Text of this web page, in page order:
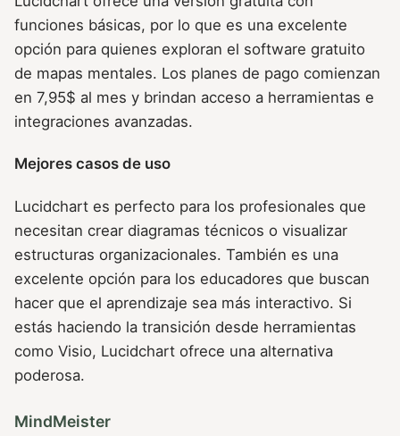
funciones básicas, por lo que es una excelente
opción para quienes exploran el software gratuito
de mapas mentales. Los planes de pago comienzan
en 7,95$ al mes y brindan acceso a herramientas e
integraciones avanzadas.
Mejores casos de uso
Lucidchart es perfecto para los profesionales que
necesitan crear diagramas técnicos o visualizar
estructuras organizacionales. También es una
excelente opción para los educadores que buscan
hacer que el aprendizaje sea más interactivo. Si
estás haciendo la transición desde herramientas
como Visio, Lucidchart ofrece una alternativa
poderosa.
MindMeister